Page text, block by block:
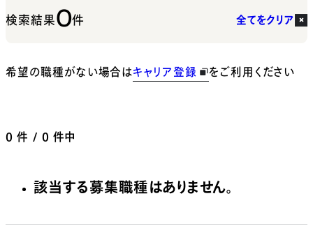
検索結果0件 全てをクリア
希望の職種がない場合はキャリア登録 をご利用ください
0 件 / 0 件中
該当する募集職種はありません。